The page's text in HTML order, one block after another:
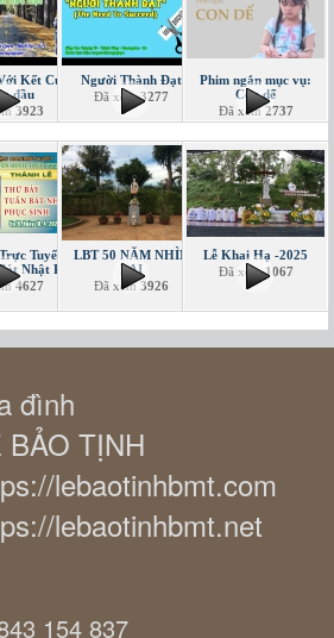
Kết Cục
đầu
3923
Người Thành Đạt
Đã xem3277
Phim ngắn mục vụ:
Con dế
Đã xem2737
Tuyến -
Nhật PS
4627
LBT 50 NĂM NHÌN
LẠI
Đã xem3926
Lễ Khai Hạ -2025
Đã xem1067
đình
BẢO TỊNH
lebaotinhbmt.com
lebaotinhbmt.net
154 837